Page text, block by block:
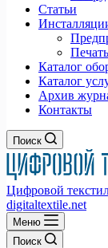
Статьи
Каталог
Каталог
Архив
Контакты
Поиск
Цифровой
digitaltextile.net
Меню
Поиск